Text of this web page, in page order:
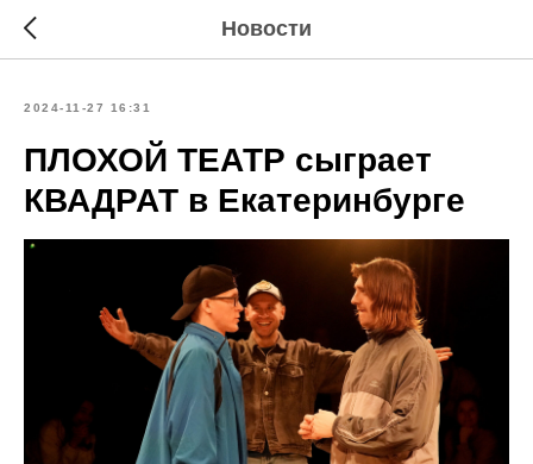
Новости
2024-11-27 16:31
ПЛОХОЙ ТЕАТР сыграет
КВАДРАТ в Екатеринбурге